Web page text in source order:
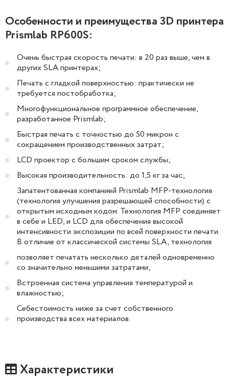
Особенности и преимущества 3D принтера
Prismlab RP600S:
Очень быстрая скорость печати: в 20 раз выше, чем в
других SLA принтерах;
Печать с гладкой поверхностью: практически не
требуется постобработка;
Многофункциональное программное обеспечение,
разработанное Prismlab;
Быстрая печать с точностью до 50 микрон с
сокращением производственных затрат;
LCD проектор с большим сроком службы;
Высокая производительность: до 1,5 кг за час;
Запатентованная компанией Prismlab MFP-технология
(технология улучшения разрешающей способности) с
открытым исходным кодом. Технология MFP соединяет
в себе и LED, и LCD для обеспечения высокой
интенсивности экспозиции по всей поверхности печати.
В отличие от классической системы SLA, технология
позволяет печатать несколько деталей одновременно
со значительно меньшими затратами;
Встроенная система управления температурой и
влажностью;
Себестоимость ниже за счет собственного
производства всех материалов.
Характеристики